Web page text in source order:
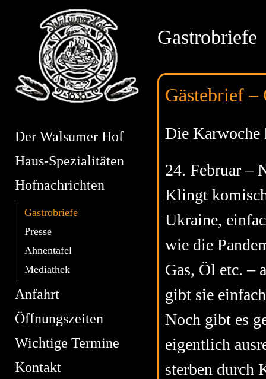
Der Walsumer Hof
Haus-Spezialitäten
Hofnachrichten
Gastrobriefe
Presse
Ahnentafel
Mediathek
Anfahrt
Öffnungszeiten
Wichtige Termine
Kontakt
Gastrobriefe
Gästebrief –
Die Karwoche
24. Februar –
Klingt
Ukraine,
wie die
Gas, Öl etc. –
gibt sie
Noch gibt es
eigentlich
sterben durch